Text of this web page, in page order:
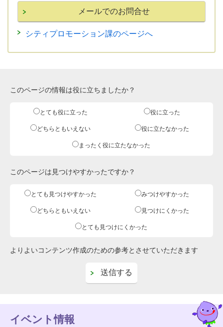
シティプロモーション課のページへ
このページの情報は役に立ちましたか？
とても役に立った 役に立った
どちらともいえない 役に立たなかった
まったく役に立たなかった
このページは見つけやすかったですか？
とても見つけやすかった みつけやすかった
どちらともいえない 見つけにくかった
とても見つけにくかった
よりよいコンテンツ作成のための参考とさせていただきます
イベント情報